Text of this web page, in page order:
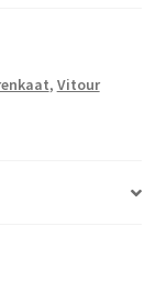
, Vitour